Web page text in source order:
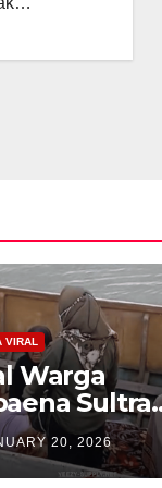
VIRAL
Warga
Sultra
Kapal Rp 3
Demi20, 2026